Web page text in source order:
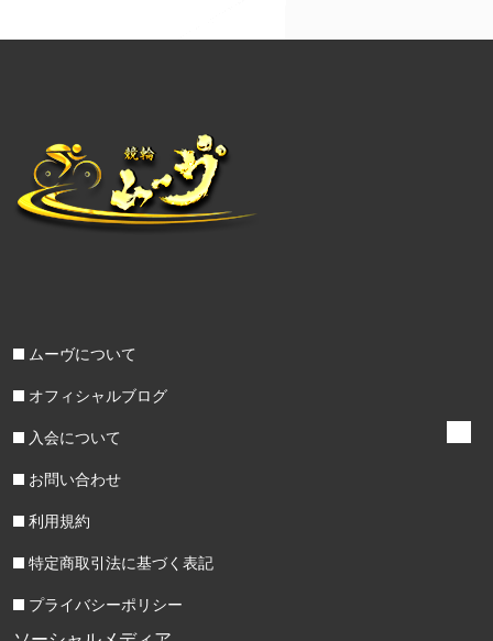
ムーヴについて
オフィシャルブログ
入会について
お問い合わせ
利用規約
特定商取引法に基づく表記
プライバシーポリシー